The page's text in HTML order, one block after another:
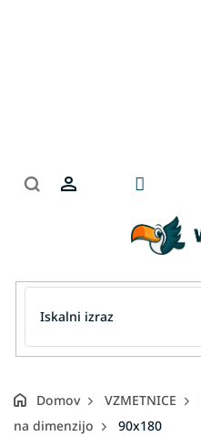
Domov VZMETNICE
na dimenzijo
90x180